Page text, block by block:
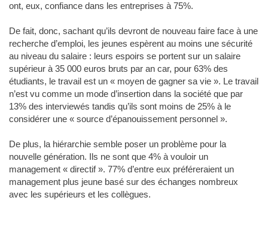
ont, eux, confiance dans les entreprises à 75%.
De fait, donc, sachant qu’ils devront de nouveau faire face à une
recherche d’emploi, les jeunes espèrent au moins une sécurité
au niveau du salaire : leurs espoirs se portent sur un salaire
supérieur à 35 000 euros bruts par an car, pour 63% des
étudiants, le travail est un « moyen de gagner sa vie ». Le travail
n’est vu comme un mode d’insertion dans la société que par
13% des interviewés tandis qu’ils sont moins de 25% à le
considérer une « source d’épanouissement personnel ».
De plus, la hiérarchie semble poser un problème pour la
nouvelle génération. Ils ne sont que 4% à vouloir un
management « directif ». 77% d’entre eux préféreraient un
management plus jeune basé sur des échanges nombreux
avec les supérieurs et les collègues.